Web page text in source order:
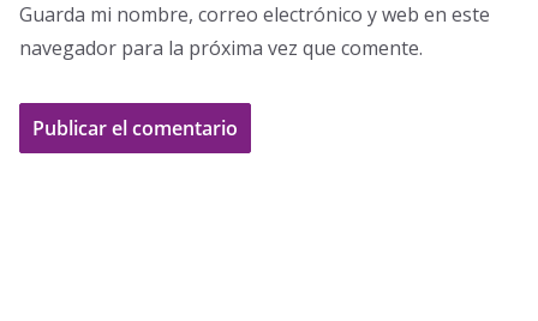
Guarda mi nombre, correo electrónico y web en este
navegador para la próxima vez que comente.